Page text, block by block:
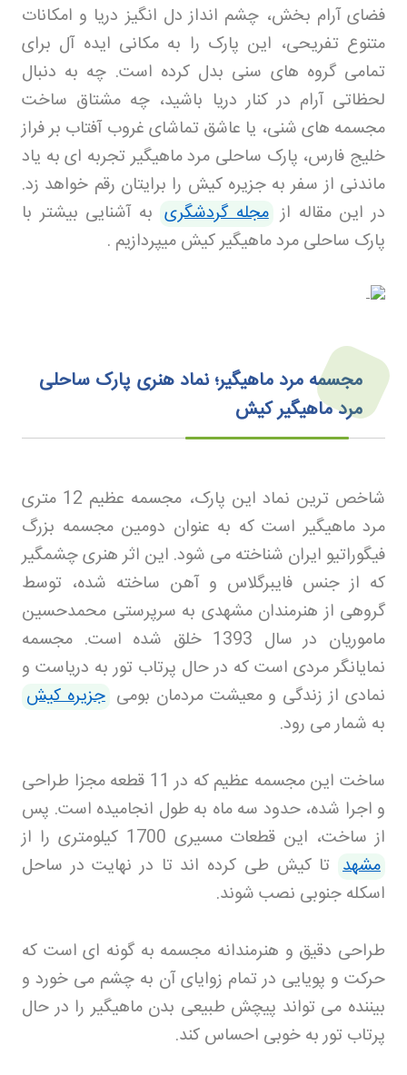
فضای آرام‌ بخش، چشم‌ انداز دل‌ انگیز دریا و امکانات
متنوع تفریحی، این پارک را به مکانی ایده‌ آل برای
تمامی گروه‌ های سنی بدل کرده است. چه به دنبال
لحظاتی آرام در کنار دریا باشید، چه مشتاق ساخت
مجسمه‌ های شنی، یا عاشق تماشای غروب آفتاب بر فراز
خلیج فارس، پارک ساحلی مرد ماهیگیر تجربه‌ ای به یاد
ماندنی از سفر به جزیره کیش را برایتان رقم خواهد زد.
در این مقاله از مجله گردشگری به آشنایی بیشتر با
پارک ساحلی مرد ماهیگیر کیش میپردازیم .
مجسمه مرد ماهیگیر؛ نماد هنری پارک ساحلی
مرد ماهیگیر کیش
شاخص ترین نماد این پارک، مجسمه عظیم 12 متری
مرد ماهیگیر است که به عنوان دومین مجسمه بزرگ
فیگوراتیو ایران شناخته می شود. این اثر هنری چشمگیر
که از جنس فایبرگلاس و آهن ساخته شده، توسط
گروهی از هنرمندان مشهدی به سرپرستی محمدحسین
ماموریان در سال 1393 خلق شده است. مجسمه
نمایانگر مردی است که در حال پرتاب تور به دریاست و
نمادی از زندگی و معیشت مردمان بومی جزیره کیش
به شمار می رود.
ساخت این مجسمه عظیم که در 11 قطعه مجزا طراحی
و اجرا شده، حدود سه ماه به طول انجامیده است. پس
از ساخت، این قطعات مسیری 1700 کیلومتری را از
مشهد تا کیش طی کرده اند تا در نهایت در ساحل
اسکله جنوبی نصب شوند.
طراحی دقیق و هنرمندانه مجسمه به گونه ای است که
حرکت و پویایی در تمام زوایای آن به چشم می خورد و
بیننده می تواند پیچش طبیعی بدن ماهیگیر را در حال
پرتاب تور به خوبی احساس کند.